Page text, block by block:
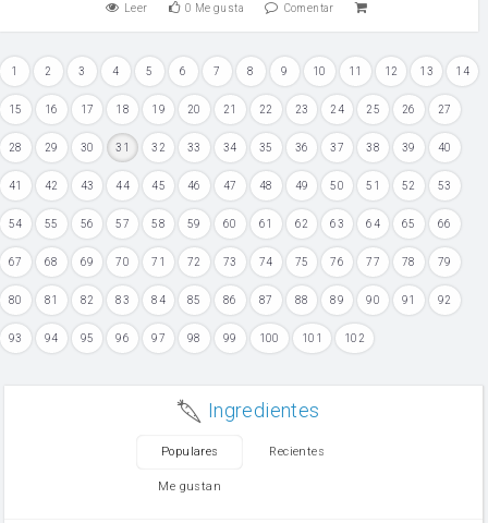
Leer 0 Me gusta Comentar
1 2 3 4 5 6 7 8 9 10 11 12 13 14
15 16 17 18 19 20 21 22 23 24 25 26 27
28 29 30 31 32 33 34 35 36 37 38 39 40
41 42 43 44 45 46 47 48 49 50 51 52 53
54 55 56 57 58 59 60 61 62 63 64 65 66
67 68 69 70 71 72 73 74 75 76 77 78 79
80 81 82 83 84 85 86 87 88 89 90 91 92
93 94 95 96 97 98 99 100 101 102
Ingredientes
Populares Recientes
Me gustan